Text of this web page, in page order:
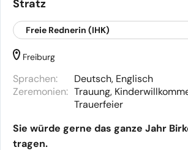
Stratz
Freie Rednerin (IHK)
Freiburg
Sprachen:
Deutsch, Englisch
Zeremonien: Trauung,
Trauerfeier
Sie würde gerne das ganze Jahr
tragen.